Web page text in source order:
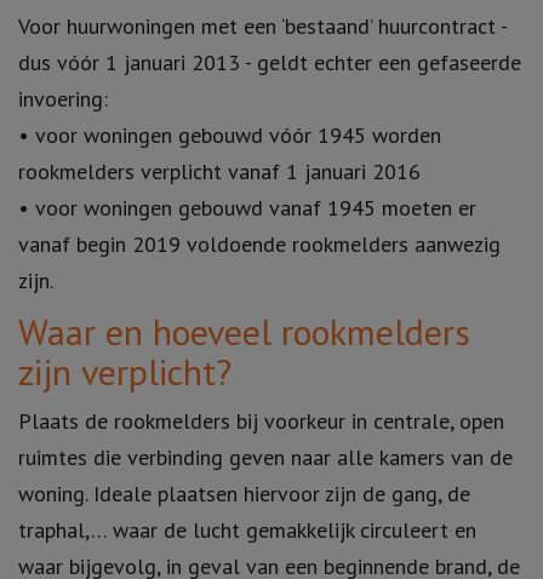
Voor huurwoningen met een ‘bestaand’ huurcontract -
dus vóór 1 januari 2013 - geldt echter een gefaseerde
invoering:
• voor woningen gebouwd vóór 1945 worden
rookmelders verplicht vanaf 1 januari 2016
• voor woningen gebouwd vanaf 1945 moeten er
vanaf begin 2019 voldoende rookmelders aanwezig
zijn.
Waar en hoeveel rookmelders
zijn verplicht?
Plaats de rookmelders bij voorkeur in centrale, open
ruimtes die verbinding geven naar alle kamers van de
woning. Ideale plaatsen hiervoor zijn de gang, de
traphal,… waar de lucht gemakkelijk circuleert en
waar bijgevolg, in geval van een beginnende brand, de